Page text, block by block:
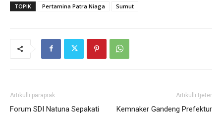
TOPIK Pertamina Patra Niaga Sumut
Artikulli paraprak
Forum SDI Natuna Sepakati
Artikulli tjetër
Kemnaker Gandeng Prefektur